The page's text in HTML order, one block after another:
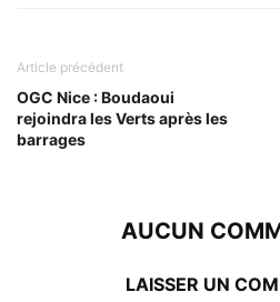
Article précédent
OGC Nice : Boudaoui
rejoindra les Verts après les
barrages
AUCUN
LAISSER UN